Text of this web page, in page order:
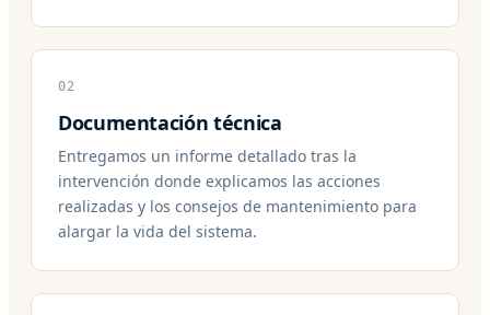
02
Documentación técnica
Entregamos un informe detallado tras la
intervención donde explicamos las acciones
realizadas y los consejos de mantenimiento para
alargar la vida del sistema.